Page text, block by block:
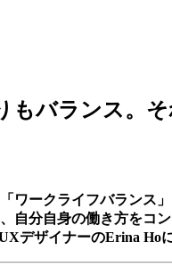
もバランス。
ワークライフバランス
分自身の働き方をコ
デザイナーのErina Ho